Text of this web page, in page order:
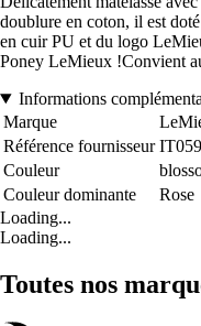
doublure en coton, il est
en cuir PU et du logo
Poney LeMieux !Convient
Informations
Marque
Référence fournisseur
Couleur
Couleur dominante
Rose
Loading...
Loading...
Toutes nos